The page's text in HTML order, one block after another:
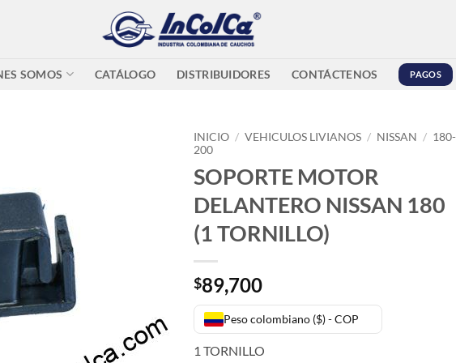
SOMOS CATÁLOGO DISTRIBUIDORES CONTÁCTENOS PAGOS
INICIO / VEHICULOS LIVIANOS / NISSAN / 180-
200
SOPORTE MOTOR
DELANTERO NISSAN 180
(1 TORNILLO)
$89,700
Peso colombiano ($) - COP
1 TORNILLO